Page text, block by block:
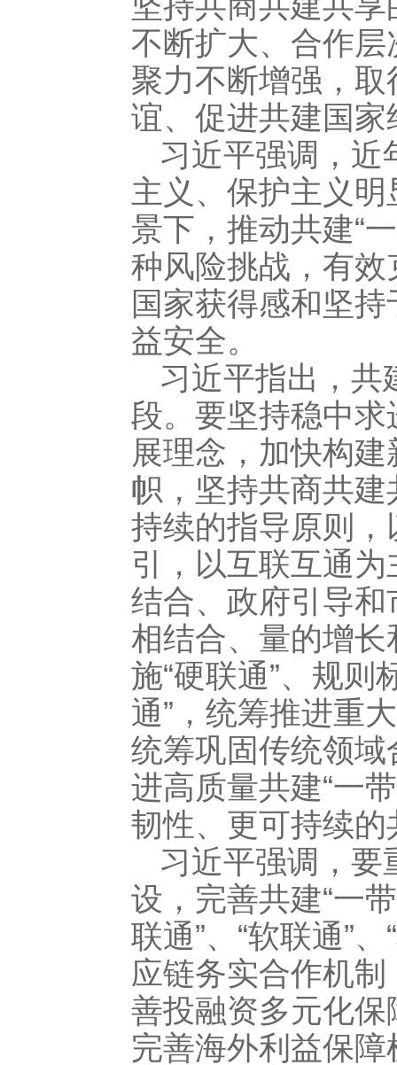
不断扩大、合作
聚力不断增强，
谊、促进共建国
习近平强调，近
主义、保护主义
景下，推动共建“
种风险挑战，有
国家获得感和坚
益安全。
习近平指出，共
段。要坚持稳中
展理念，加快构
帜，坚持共商共
持续的指导原则，
引，以互联互通
结合、政府引导
相结合、量的增
施“硬联通”、规则
通”，统筹推进重
统筹巩固传统领
进高质量共建“一
韧性、更可持续
习近平强调，要
设，完善共建“一
联通”、“软联通”
应链务实合作机
善投融资多元化
完善海外利益保